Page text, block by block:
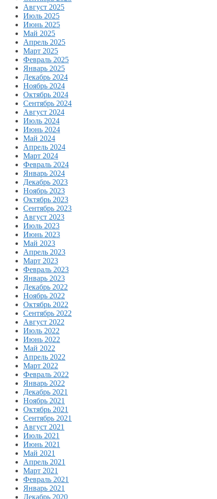
Август 2025
Июль 2025
Июнь 2025
Май 2025
Апрель 2025
Март 2025
Февраль 2025
Январь 2025
Декабрь 2024
Ноябрь 2024
Октябрь 2024
Сентябрь 2024
Август 2024
Июль 2024
Июнь 2024
Май 2024
Апрель 2024
Март 2024
Февраль 2024
Январь 2024
Декабрь 2023
Ноябрь 2023
Октябрь 2023
Сентябрь 2023
Август 2023
Июль 2023
Июнь 2023
Май 2023
Апрель 2023
Март 2023
Февраль 2023
Январь 2023
Декабрь 2022
Ноябрь 2022
Октябрь 2022
Сентябрь 2022
Август 2022
Июль 2022
Июнь 2022
Май 2022
Апрель 2022
Март 2022
Февраль 2022
Январь 2022
Декабрь 2021
Ноябрь 2021
Октябрь 2021
Сентябрь 2021
Август 2021
Июль 2021
Июнь 2021
Май 2021
Апрель 2021
Март 2021
Февраль 2021
Январь 2021
Декабрь 2020